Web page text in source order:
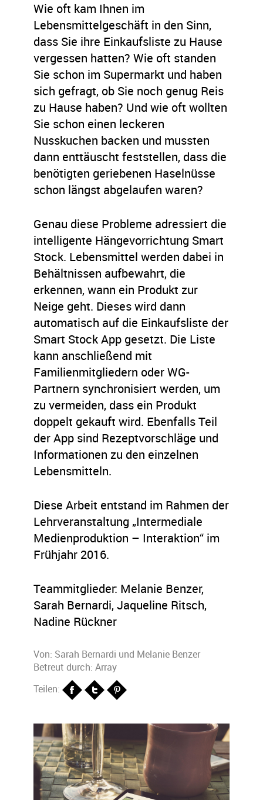
Wie oft kam Ihnen im
Lebensmittelgeschäft in den Sinn,
dass Sie ihre Einkaufsliste zu Hause
vergessen hatten? Wie oft standen
Sie schon im Supermarkt und haben
sich gefragt, ob Sie noch genug Reis
zu Hause haben? Und wie oft wollten
Sie schon einen leckeren
Nusskuchen backen und mussten
dann enttäuscht feststellen, dass die
benötigten geriebenen Haselnüsse
schon längst abgelaufen waren?
Genau diese Probleme adressiert die
intelligente Hängevorrichtung Smart
Stock. Lebensmittel werden dabei in
Behältnissen aufbewahrt, die
erkennen, wann ein Produkt zur
Neige geht. Dieses wird dann
automatisch auf die Einkaufsliste der
Smart Stock App gesetzt. Die Liste
kann anschließend mit
Familienmitgliedern oder WG-
Partnern synchronisiert werden, um
zu vermeiden, dass ein Produkt
doppelt gekauft wird. Ebenfalls Teil
der App sind Rezeptvorschläge und
Informationen zu den einzelnen
Lebensmitteln.
Diese Arbeit entstand im Rahmen der
Lehrveranstaltung „Intermediale
Medienproduktion – Interaktion“ im
Frühjahr 2016.
Teammitglieder: Melanie Benzer,
Sarah Bernardi, Jaqueline Ritsch,
Nadine Rückner
Von: Sarah Bernardi und Melanie Benzer
Betreut durch: Array
Teilen: